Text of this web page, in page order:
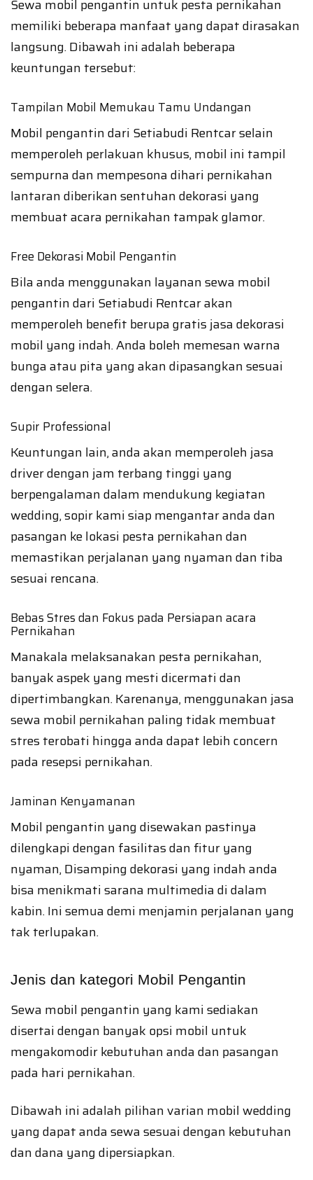
Sewa mobil pengantin untuk pesta pernikahan
memiliki beberapa manfaat yang dapat dirasakan
langsung. Dibawah ini adalah beberapa
keuntungan tersebut:
Tampilan Mobil Memukau Tamu Undangan
Mobil pengantin dari Setiabudi Rentcar selain
memperoleh perlakuan khusus, mobil ini tampil
sempurna dan mempesona dihari pernikahan
lantaran diberikan sentuhan dekorasi yang
membuat acara pernikahan tampak glamor.
Free Dekorasi Mobil Pengantin
Bila anda menggunakan layanan sewa mobil
pengantin dari Setiabudi Rentcar akan
memperoleh benefit berupa gratis jasa dekorasi
mobil yang indah. Anda boleh memesan warna
bunga atau pita yang akan dipasangkan sesuai
dengan selera.
Supir Professional
Keuntungan lain, anda akan memperoleh jasa
driver dengan jam terbang tinggi yang
berpengalaman dalam mendukung kegiatan
wedding, sopir kami siap mengantar anda dan
pasangan ke lokasi pesta pernikahan dan
memastikan perjalanan yang nyaman dan tiba
sesuai rencana.
Bebas Stres dan Fokus pada Persiapan acara
Pernikahan
Manakala melaksanakan pesta pernikahan,
banyak aspek yang mesti dicermati dan
dipertimbangkan. Karenanya, menggunakan jasa
sewa mobil pernikahan paling tidak membuat
stres terobati hingga anda dapat lebih concern
pada resepsi pernikahan.
Jaminan Kenyamanan
Mobil pengantin yang disewakan pastinya
dilengkapi dengan fasilitas dan fitur yang
nyaman, Disamping dekorasi yang indah anda
bisa menikmati sarana multimedia di dalam
kabin. Ini semua demi menjamin perjalanan yang
tak terlupakan.
Jenis dan kategori Mobil Pengantin
Sewa mobil pengantin yang kami sediakan
disertai dengan banyak opsi mobil untuk
mengakomodir kebutuhan anda dan pasangan
pada hari pernikahan.
Dibawah ini adalah pilihan varian mobil wedding
yang dapat anda sewa sesuai dengan kebutuhan
dan dana yang dipersiapkan.